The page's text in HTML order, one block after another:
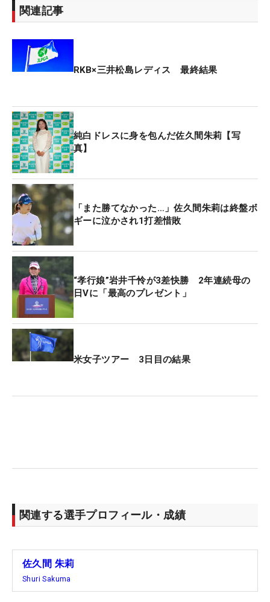
関連記事
RKB×三井松島レディス 最終結果
純白ドレスに身を包んだ佐久間朱莉【写
真】
「また勝てなかった…」佐久間朱莉は終盤ボ
ギーに泣かされ1打差惜敗
“孝行娘”岩井千怜が3差快勝 2年連続母の
日Vに「最高のプレゼント」
米女子ツアー 3日目の結果
関連する選手プロフィール・成績
佐久間 朱莉
Shuri Sakuma